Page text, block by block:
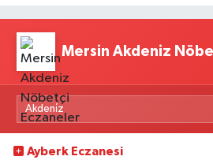
Mersin Akdeniz
Ayberk Eczanesi